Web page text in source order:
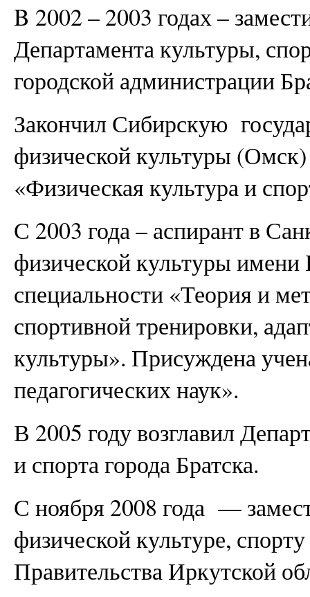
B 2002 – 2003 годах –
Департамента культуры,
городской администрации
Закончил Сибирскую
физической культуры
«Физическая культура и
С 2003 года – аспирант в
физической культуры
специальности «Теория и
спортивной тренировки,
культуры». Присуждена
педагогических наук».
В 2005 году возглавил
и спорта города Братска.
С ноября 2008 года —
физической культуре,
Правительства Иркутской